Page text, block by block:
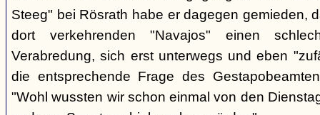
Steeg" bei Rösrath habe er dagegen gemieden,
dort verkehrenden "Navajos" einen
Verabredung, sich erst unterwegs und eben
die entsprechende Frage des
"Wohl wussten wir schon einmal von den